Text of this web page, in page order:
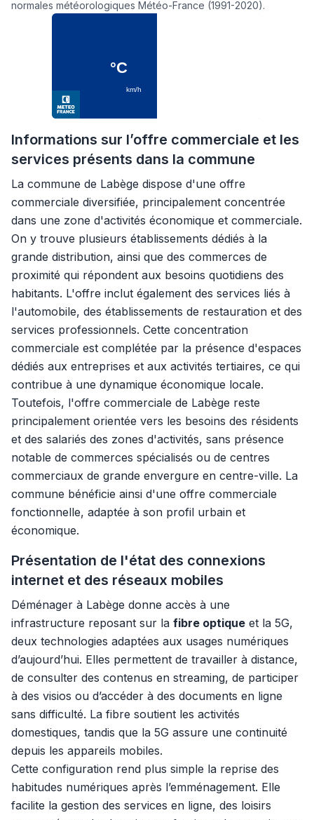
normales météorologiques Météo-France (1991-2020).
Informations sur l’offre commerciale et les
services présents dans la commune
La commune de Labège dispose d'une offre
commerciale diversifiée, principalement concentrée
dans une zone d'activités économique et commerciale.
On y trouve plusieurs établissements dédiés à la
grande distribution, ainsi que des commerces de
proximité qui répondent aux besoins quotidiens des
habitants. L'offre inclut également des services liés à
l'automobile, des établissements de restauration et des
services professionnels. Cette concentration
commerciale est complétée par la présence d'espaces
dédiés aux entreprises et aux activités tertiaires, ce qui
contribue à une dynamique économique locale.
Toutefois, l'offre commerciale de Labège reste
principalement orientée vers les besoins des résidents
et des salariés des zones d'activités, sans présence
notable de commerces spécialisés ou de centres
commerciaux de grande envergure en centre-ville. La
commune bénéficie ainsi d'une offre commerciale
fonctionnelle, adaptée à son profil urbain et
économique.
Présentation de l'état des connexions
internet et des réseaux mobiles
Déménager à Labège donne accès à une
infrastructure reposant sur la fibre optique et la 5G,
deux technologies adaptées aux usages numériques
d’aujourd’hui. Elles permettent de travailler à distance,
de consulter des contenus en streaming, de participer
à des visios ou d’accéder à des documents en ligne
sans difficulté. La fibre soutient les activités
domestiques, tandis que la 5G assure une continuité
depuis les appareils mobiles.
Cette configuration rend plus simple la reprise des
habitudes numériques après l’emménagement. Elle
facilite la gestion des services en ligne, des loisirs